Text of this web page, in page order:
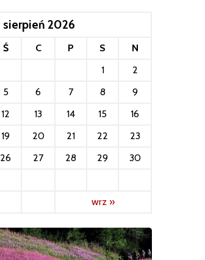
sierpień 2026
Ś C P S
N
1
2
5 6 7 8
9
12 13 14 15
16
19 20 21 22
23
26 27 28 29
30
wrz »